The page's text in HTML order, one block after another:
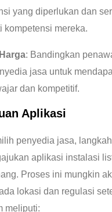
yang diperlukan dan
kompetensi mereka.
: Bandingkan
jasa untuk
dan kompetitif.
Aplikasi
penyedia jasa,
aplikasi instalasi
Proses ini mungkin
lokasi dan regulasi
meliputi: